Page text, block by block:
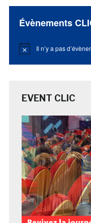
Évènements
Notice Il n’y a pas
EVENT CLIC